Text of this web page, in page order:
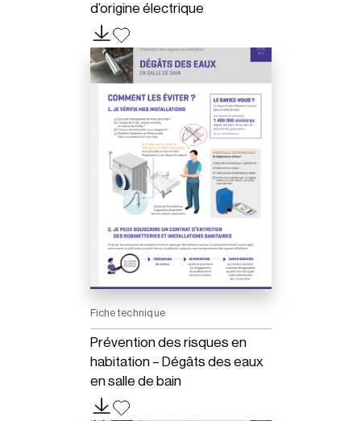
d’origine électrique
Fiche technique
Prévention des risques en
habitation – Dégâts des eaux
en salle de bain